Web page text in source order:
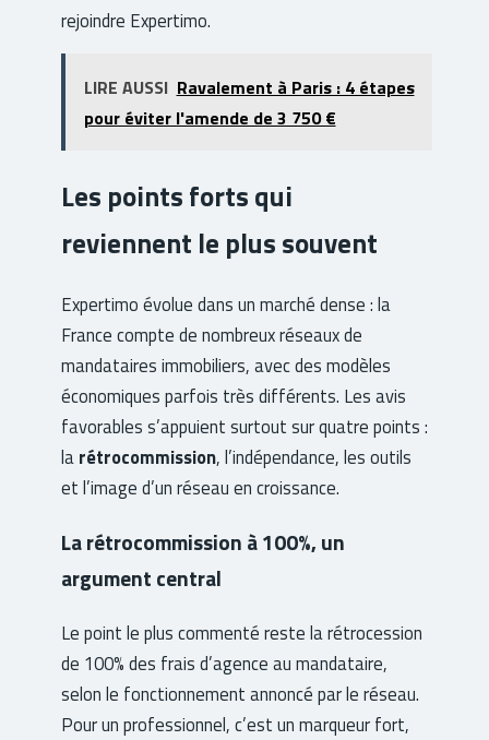
rejoindre Expertimo.
LIRE AUSSI Ravalement à Paris : 4 étapes
pour éviter l'amende de 3 750 €
Les points forts qui
reviennent le plus souvent
Expertimo évolue dans un marché dense : la
France compte de nombreux réseaux de
mandataires immobiliers, avec des modèles
économiques parfois très différents. Les avis
favorables s’appuient surtout sur quatre points :
la rétrocommission, l’indépendance, les outils
et l’image d’un réseau en croissance.
La rétrocommission à 100%, un
argument central
Le point le plus commenté reste la rétrocession
de 100% des frais d’agence au mandataire,
selon le fonctionnement annoncé par le réseau.
Pour un professionnel, c’est un marqueur fort,